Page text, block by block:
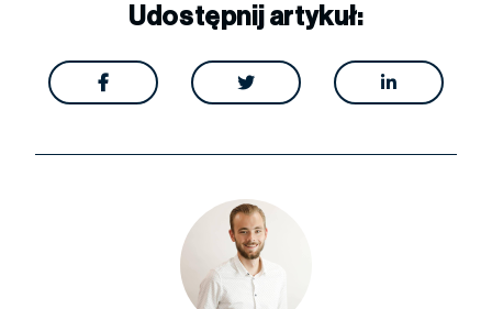
Udostępnij artykuł:
  